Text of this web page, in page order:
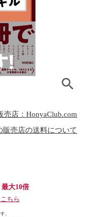
売店：HonyaClub.com
販売店の送料について
最大10倍
ちら
。